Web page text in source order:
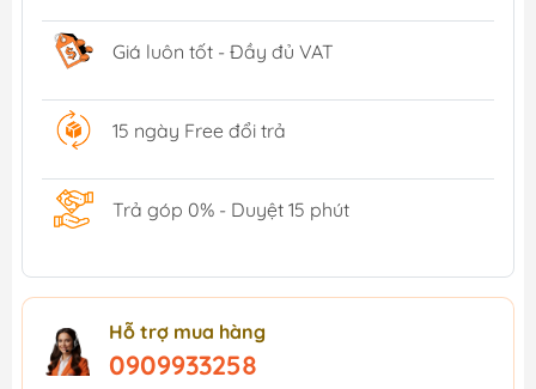
Giá luôn tốt - Đầy đủ VAT
15 ngày Free đổi trả
Trả góp 0% - Duyệt 15 phút
Hỗ trợ mua hàng
0909933258